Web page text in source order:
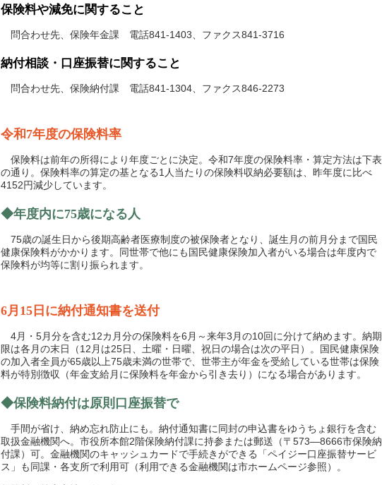
保険料や減免に関すること
問合わせ先、保険年金課 電話841-1403、ファクス841-3716
納付相談・口座振替に関すること
問合わせ先、保険納付課 電話841-1304、ファクス846-2273
令和7年度の保険料率
保険料は前年の所得により年度ごとに決定。令和7年度の保険料率・算定方法は下表
の通り。保険料率の算定の基となる1人当たりの保険料収納必要額は、昨年度に比べ
4152円減少しています。
◆年度内に75歳になる人
75歳の誕生日から後期高齢者医療制度の被保険者となり、誕生月の前月分まで国民
健康保険料がかかります。同世帯で他にも国民健康保険加入者がいる場合は年度内で
保険料が均等に割り振られます。
6月15日に納付通知書を送付
4月・5月分を含む12カ月分の保険料を6月～来年3月の10回に分けて納めます。納期
限は各月の末日（12月は25日、土曜・日曜、祝日の場合は次の平日）。国民健康保険
の加入者全員が65歳以上75歳未満の世帯で、世帯主が年金を受給している世帯は保険
料が特別徴収（年金支給月に保険料を年金から引き去り）になる場合があります。
◆保険料納付は原則口座振替で
手間が省け、納め忘れ防止にも。納付通知書に同封の申込書をゆうちょ銀行を含む
取扱金融機関へ。市役所本館2階保険納付課に持参または郵送（〒573―8666市保険納
付課）可。金融機関のキャッシュカードで手続きができる「ペイジー口座振替サービ
ス」も同課・各支所で利用可（利用できる金融機関は市ホームページ参照）。